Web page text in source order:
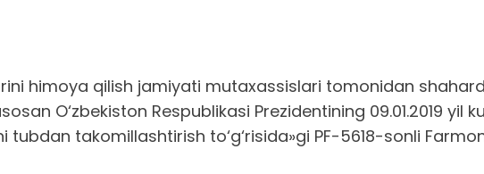
himoya qilish jamiyati mutaxassislari tomonidan
O‘zbekiston Respublikasi Prezidentining 09.01.2019 yil
takomillashtirish to‘g‘risida»gi PF-5618-sonli